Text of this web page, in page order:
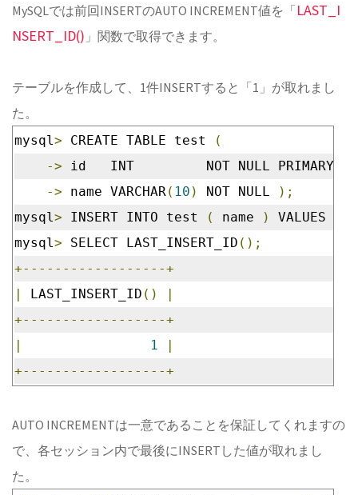
MySQLでは前回INSERTのAUTO INCREMENT値を「LAST_I
NSERT_ID() 」関数で取得できます。
テーブルを作成して、1件INSERTすると「1」が取れまし
た。
mysql> CREATE TABLE test
(
-> id   INT         NOT NULL PRIMARY KEY
-> name VARCHAR( 10 ) NOT NULL
);
mysql> INSERT INTO test ( name ) VALUES
mysql> SELECT LAST_INSERT_ID ();
+------------------+
|
LAST_INSERT_ID ()
|
+------------------+
|
1
|
+------------------+
AUTO INCREMENTは一意であることを保証してくれますの
で、各セッション内で最後にINSERTした値が取れまし
た。